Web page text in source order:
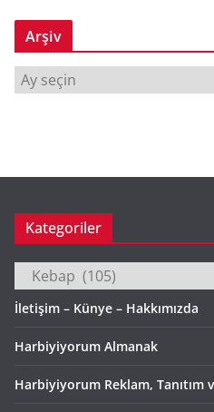
Arşiv
r
Kategoriler
Kategoriler
İletişim – Künye – Hakkımızda
Harbiyiyorum Almanak
Harbiyiyorum Reklam,